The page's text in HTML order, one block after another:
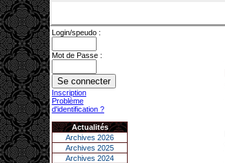
Login/speudo :
Mot de Passe :
Inscription
Problème
d'identification ?
Actualités
Archives 2026
Archives 2025
Archives 2024